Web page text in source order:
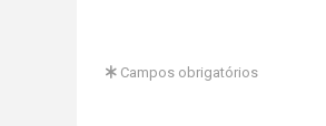
Campos obrigatórios